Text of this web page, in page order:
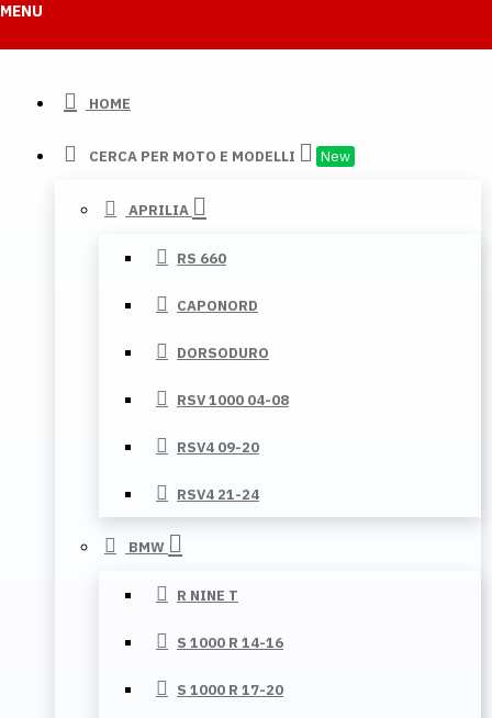
MENU
HOME
CERCA PER MOTO E MODELLI New
APRILIA
RS 660
CAPONORD
DORSODURO
RSV 1000 04-08
RSV4 09-20
RSV4 21-24
BMW
R NINE T
S 1000 R 14-16
S 1000 R 17-20